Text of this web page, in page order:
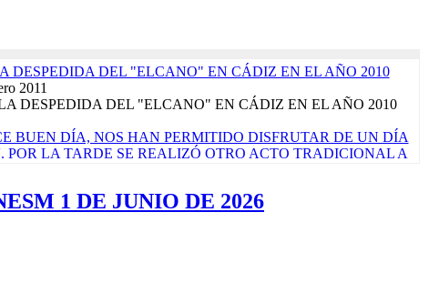
DESPEDIDA DEL "ELCANO" EN CÁDIZ EN EL AÑO 2010
2011
DESPEDIDA DEL "ELCANO" EN CÁDIZ EN EL AÑO 2010
BUEN DÍA, NOS HAN PERMITIDO DISFRUTAR DE UN DÍA
POR LA TARDE SE REALIZÓ OTRO ACTO TRADICIONAL A
1 DE JUNIO DE 2026